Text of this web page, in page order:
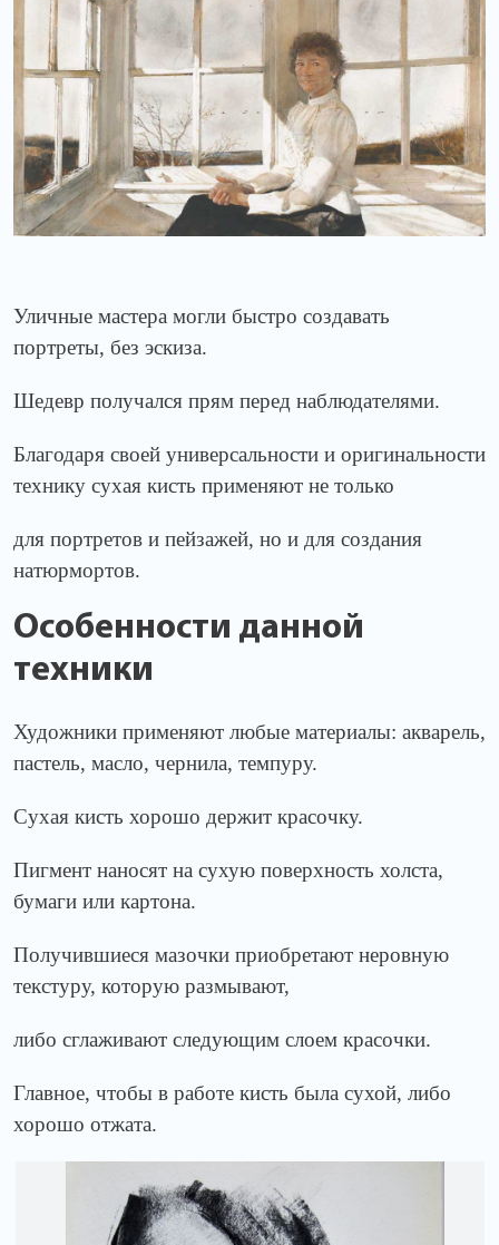
Уличные мастера могли быстро создавать
портреты, без эскиза.
Шедевр получался прям перед наблюдателями.
Благодаря своей универсальности и оригинальности
технику сухая кисть применяют не только
для портретов и пейзажей, но и для создания
натюрмортов.
Особенности данной
техники
Художники применяют любые материалы: акварель,
пастель, масло, чернила, темпуру.
Сухая кисть хорошо держит красочку.
Пигмент наносят на сухую поверхность холста,
бумаги или картона.
Получившиеся мазочки приобретают неровную
текстуру, которую размывают,
либо сглаживают следующим слоем красочки.
Главное, чтобы в работе кисть была сухой, либо
хорошо отжата.